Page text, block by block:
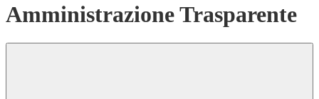
Amministrazione Trasparente